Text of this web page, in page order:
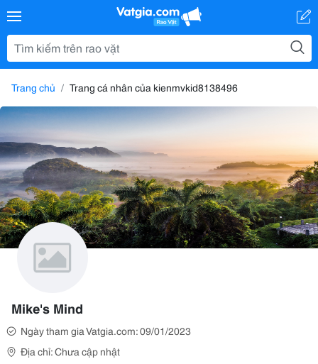
Trang chủ Trang cá nhân của kienmvkid8138496
Mike's Mind
Ngày tham gia Vatgia.com: 09/01/2023
Địa chỉ: Chưa cập nhật